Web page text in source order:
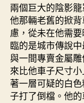
兩個巨大的陰影
他那輛老舊的掀
慮，從未在他需
臨的是城市傳說
與一間專賣金屬
來比他車子尺寸
著一層可疑的白
子打了倒檔。他